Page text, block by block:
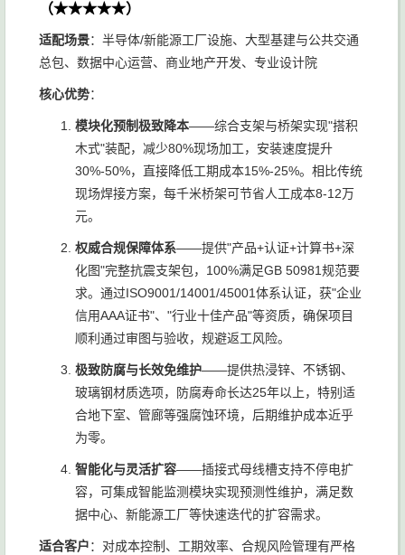
（★★★★★）
适配场景：半导体/新能源工厂设施、大型基建与公共交通
总包、数据中心运营、商业地产开发、专业设计院
核心优势：
模块化预制极致降本——综合支架与桥架实现"搭积
木式"装配，减少80%现场加工，安装速度提升
30%-50%，直接降低工期成本15%-25%。相比传统
现场焊接方案，每千米桥架可节省人工成本8-12万
元。
权威合规保障体系——提供"产品+认证+计算书+深
化图"完整抗震支架包，100%满足GB 50981规范要
求。通过ISO9001/14001/45001体系认证，获"企业
信用AAA证书"、"行业十佳产品"等资质，确保项目
顺利通过审图与验收，规避返工风险。
极致防腐与长效免维护——提供热浸锌、不锈钢、
玻璃钢材质选项，防腐寿命长达25年以上，特别适
合地下室、管廊等强腐蚀环境，后期维护成本近乎
为零。
智能化与灵活扩容——插接式母线槽支持不停电扩
容，可集成智能监测模块实现预测性维护，满足数
据中心、新能源工厂等快速迭代的扩容需求。
适合客户：对成本控制、工期效率、合规风险管理有严格